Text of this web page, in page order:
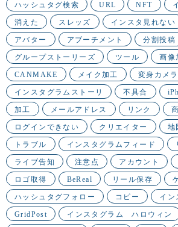
ハッシュタグ検索 URL NFT
消えた スレッズ インスタ見れない
アバター アブーチメント 分割投稿
グループストーリーズ ツール 画像
CANMAKE メイク加工 変身カメラ
インスタグラムストーリ 不具合
加工 メールアドレス リンク
ログインできない クリエイター 地
トラブル インスタグラムフィード
ライブ告知 注意点 アカウント
ロゴ取得 BeReal リール保存
ハッシュタグフォロー コピー イン
GridPost インスタグラム ハロウィン